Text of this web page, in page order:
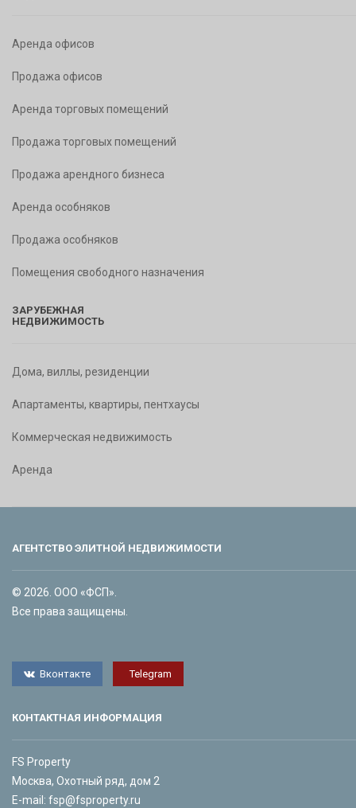
Аренда офисов
Продажа офисов
Аренда торговых помещений
Продажа торговых помещений
Продажа арендного бизнеса
Аренда особняков
Продажа особняков
Помещения свободного назначения
ЗАРУБЕЖНАЯ
НЕДВИЖИМОСТЬ
Дома, виллы, резиденции
Апартаменты, квартиры, пентхаусы
Коммерческая недвижимость
Аренда
АГЕНТСТВО ЭЛИТНОЙ НЕДВИЖИМОСТИ
© 2026. ООО «ФСП».
Все права защищены.
Вконтакте Telegram
КОНТАКТНАЯ ИНФОРМАЦИЯ
FS Property
Москва, Охотный ряд, дом 2
E-mail: fsp@fsproperty.ru